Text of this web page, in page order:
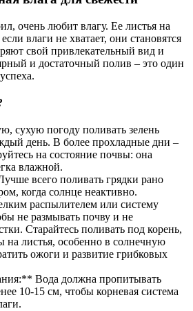
очень любит влагу. Ее листья на
влаги не хватает, они становятся
свой привлекательный вид и
и достаточный полив – это один
сухую погоду поливать зелень
день. В более прохладные дни –
на состояние почвы: она
влажной.
всего поливать грядки рано
когда солнце неактивно.
распылителем или систему
не размывать почву и не
Старайтесь поливать под корень,
на листья, особенно в солнечную
ожоги и развитие грибковых
Вода должна пропитывать
10-15 см, чтобы корневая система